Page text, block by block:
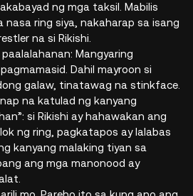
ng mga taksil. Mabilis
nasa ring siya, nakaharap sa isang
na si Rikishi.
Mangyaring
Dahil mayroon si
galaw, tinatawag na stinkface.
na katulad ng kanyang
si Rikishi ay hahawakan ang
ng ring, pagkatapos ay lalabas
kanyang malaking tiyan sa
ang mga manonood ay